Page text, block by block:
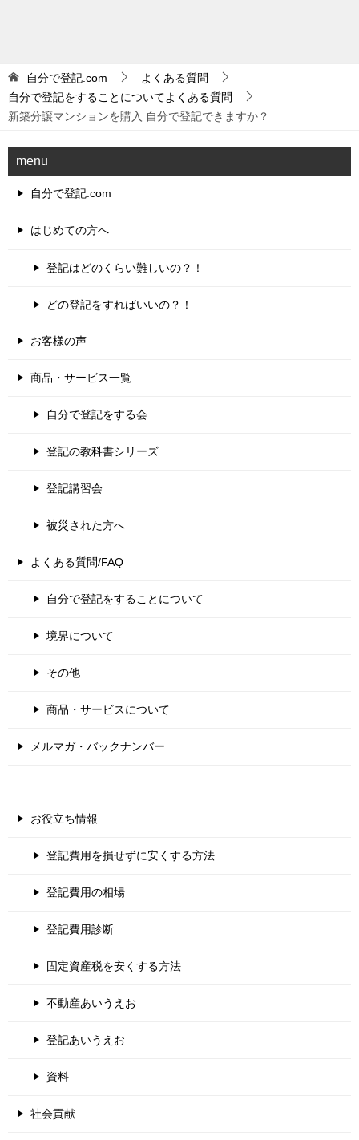
自分で登記.com
よくある質問
自分で登記をすることについてよくある質問
新築分譲マンションを購入 自分で登記できますか？
menu
自分で登記.com
はじめての方へ
登記はどのくらい難しいの？！
どの登記をすればいいの？！
お客様の声
商品・サービス一覧
自分で登記をする会
登記の教科書シリーズ
登記講習会
被災された方へ
よくある質問/FAQ
自分で登記をすることについて
境界について
その他
商品・サービスについて
メルマガ・バックナンバー
お役立ち情報
登記費用を損せずに安くする方法
登記費用の相場
登記費用診断
固定資産税を安くする方法
不動産あいうえお
登記あいうえお
資料
社会貢献